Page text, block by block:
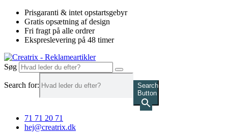
Videre
indhold
Prisgaranti & intet opstartsgebyr
Gratis opsætning af design
Fri fragt på alle ordrer
Ekspreslevering på 48 timer
Søg
Search for:
Search
Button
71 71 20 71
hej@creatrix.dk